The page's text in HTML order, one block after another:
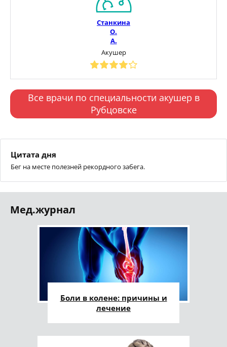
Станкина
О.
А.
Акушер
Все врачи по специальности акушер в
Рубцовске
Цитата дня
Бег на месте полезней рекордного забега.
Мед.журнал
Боли в колене: причины и
лечение